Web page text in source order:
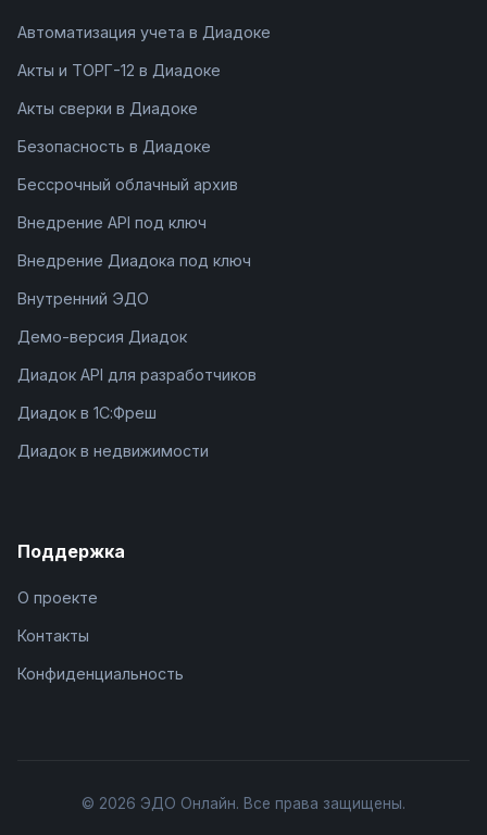
Автоматизация учета в Диадоке
Акты и ТОРГ-12 в Диадоке
Акты сверки в Диадоке
Безопасность в Диадоке
Бессрочный облачный архив
Внедрение API под ключ
Внедрение Диадока под ключ
Внутренний ЭДО
Демо-версия Диадок
Диадок API для разработчиков
Диадок в 1С:Фреш
Диадок в недвижимости
Поддержка
О проекте
Контакты
Конфиденциальность
© 2026 ЭДО Онлайн. Все права защищены.